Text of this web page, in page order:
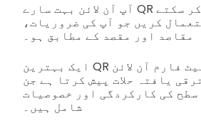
آپ آن لائن بہت سارے QR کوڈ میکرز تلاش کر سکتے
کریں جو آپ کی ضروریات،
مقاصد اور مقصد کے مطابق ہو۔
ایک بہترین QR کوڈ پلیٹ فارم آن لائن QR TIGER
20 خاص ترقی یافتہ حلات پیش کرتا ہے جن
کی کارکردگی اور خصوصیات
شامل ہیں۔